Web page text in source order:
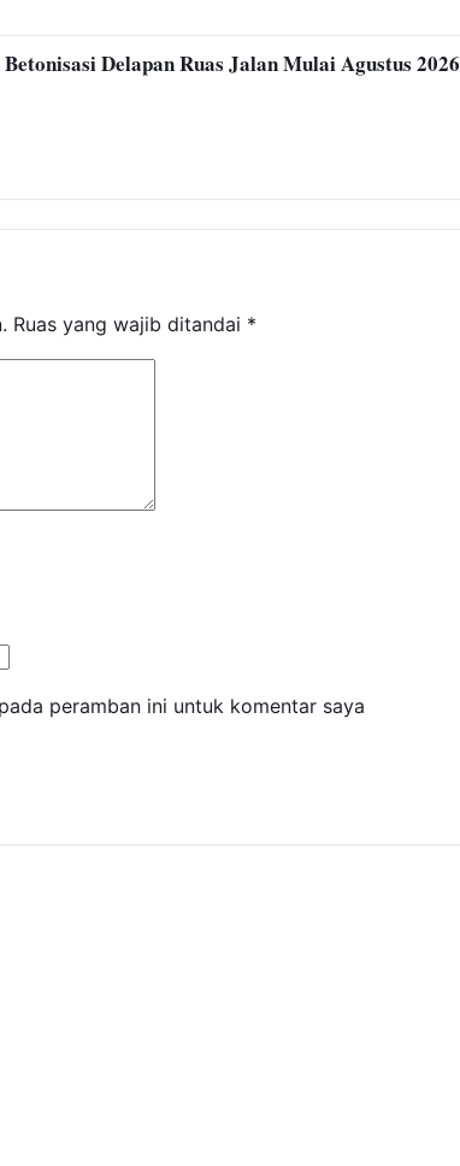
Delapan Ruas Jalan Mulai Agustus 2026
Ruas yang wajib ditandai *
peramban ini untuk komentar saya